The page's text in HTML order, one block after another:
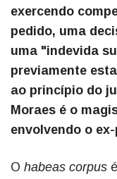
exercendo
pedido, uma
uma "indevida
previamente
ao princípio do
Moraes é o
envolvendo o
O habeas corpus